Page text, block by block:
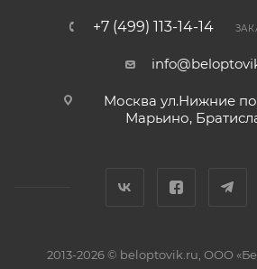
+7 (499) 113-14-14
Москва ул.Нижние
Марьино,
2013-2026 © beloptovik.ru, ООО